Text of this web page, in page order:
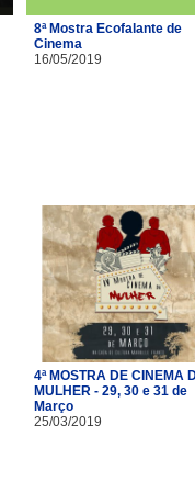
8ª Mostra Ecofalante de
Cinema
16/05/2019
4ª MOSTRA DE CINEMA
MULHER - 29, 30 e 31 de
Março
25/03/2019